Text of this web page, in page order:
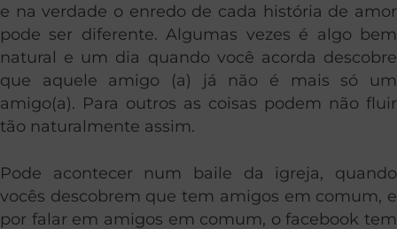
e na verdade o enredo de cada história de amor
pode ser diferente. Algumas vezes é algo bem
natural e um dia quando você acorda descobre
que aquele amigo (a) já não é mais só um
amigo(a). Para outros as coisas podem não fluir
tão naturalmente assim.
Pode acontecer num baile da igreja, quando
vocês descobrem que tem amigos em comum, e
por falar em amigos em comum, o facebook tem